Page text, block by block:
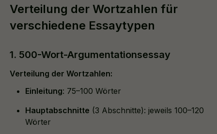
Verteilung der Wortzahlen für
verschiedene Essaytypen
1. 500-Wort-Argumentationsessay
Verteilung der Wortzahlen:
Einleitung: 75–100 Wörter
Hauptabschnitte (3 Abschnitte): jeweils 100–120
Wörter